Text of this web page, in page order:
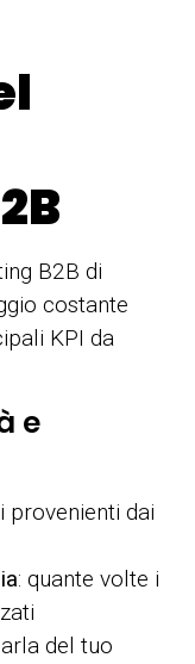
B2B di
costante
KPI da
e
provenienti dai
: quante volte i
del tuo